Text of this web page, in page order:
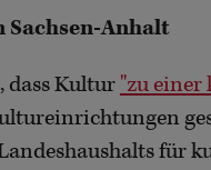
Anhalt
dass Kultur "zu einer
für